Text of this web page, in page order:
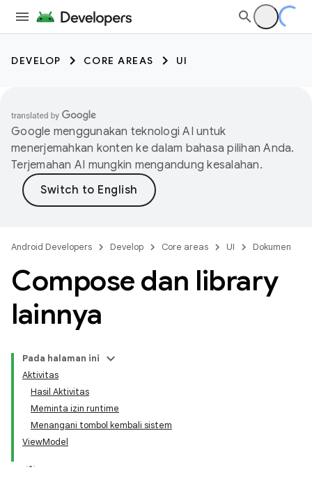
DEVELOP CORE AREAS UI
Google menggunakan teknologi AI untuk
menerjemahkan konten ke dalam bahasa pilihan Anda.
Terjemahan AI mungkin mengandung kesalahan.
Android Developers Develop Core areas UI Dokumen
Compose dan library
lainnya
Pada halaman ini
Aktivitas
Hasil Aktivitas
Meminta izin runtime
Menangani tombol kembali sistem
ViewModel